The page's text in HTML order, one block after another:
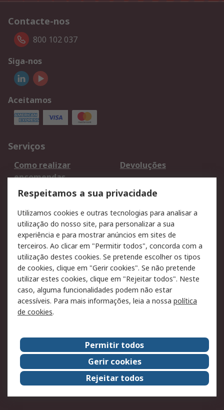
Contacte-nos
800 102 037
Siga-nos
Aceitamos
Serviços
Como realizar
encomendas
Devoluções
Formas de entrega
Qualidade e ambiente
Pagamento e
faturação
Legal
Aviso legal
Política de cookies
Política de privacidade
- Atualizada
Segurança de emails
Condições de venda
Sobre a RS
A RS no mundo
RS Group
Sobre a RS
Trabalhar na RS
ESG
Respeitamos a sua privacidade
Utilizamos cookies e outras tecnologias para analisar a
utilização do nosso site, para personalizar a sua
experiência e para mostrar anúncios em sites de
terceiros. Ao clicar em "Permitir todos", concorda com a
utilização destes cookies. Se pretende escolher os tipos
de cookies, clique em "Gerir cookies". Se não pretende
utilizar estes cookies, clique em "Rejeitar todos". Neste
caso, alguma funcionalidades podem não estar
acessíveis. Para mais informações, leia a nossa política
de cookies.
Permitir todos
Gerir cookies
Rejeitar todos